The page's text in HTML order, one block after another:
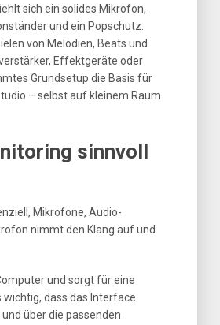
sich ein solides Mikrofon,
und ein Popschutz.
von Melodien, Beats und
Effektgeräte oder
Grundsetup die Basis für
– selbst auf kleinem Raum
sinnvoll
Mikrofone, Audio-
nimmt den Klang auf und
und sorgt für eine
wichtig, dass das Interface
über die passenden